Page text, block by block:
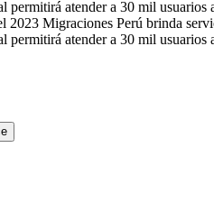
2023 Migraciones Perú brinda
permitirá atender a 30 mil usuarios